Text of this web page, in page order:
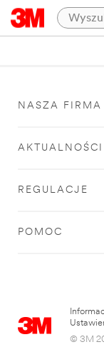
NASZA FIRMA
AKTUALNOŚCI
REGULACJE
POMOC
© 3M